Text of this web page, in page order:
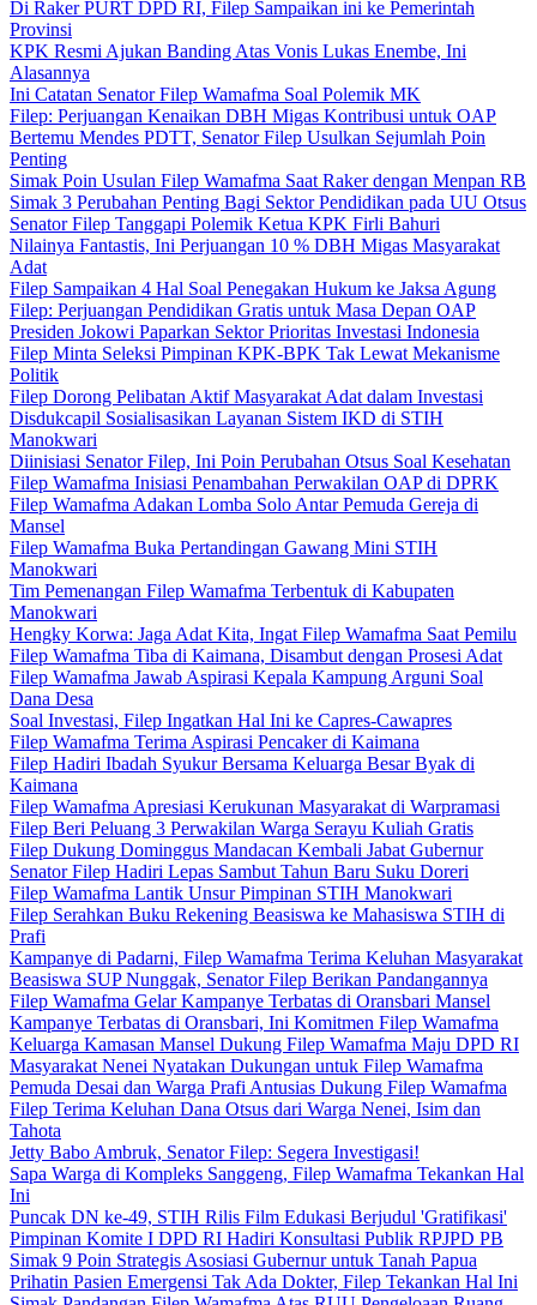
Di Raker PURT DPD RI, Filep Sampaikan ini ke Pemerintah
Provinsi
KPK Resmi Ajukan Banding Atas Vonis Lukas Enembe, Ini
Alasannya
Ini Catatan Senator Filep Wamafma Soal Polemik MK
Filep: Perjuangan Kenaikan DBH Migas Kontribusi untuk OAP
Bertemu Mendes PDTT, Senator Filep Usulkan Sejumlah Poin
Penting
Simak Poin Usulan Filep Wamafma Saat Raker dengan Menpan RB
Simak 3 Perubahan Penting Bagi Sektor Pendidikan pada UU Otsus
Senator Filep Tanggapi Polemik Ketua KPK Firli Bahuri
Nilainya Fantastis, Ini Perjuangan 10 % DBH Migas Masyarakat
Adat
Filep Sampaikan 4 Hal Soal Penegakan Hukum ke Jaksa Agung
Filep: Perjuangan Pendidikan Gratis untuk Masa Depan OAP
Presiden Jokowi Paparkan Sektor Prioritas Investasi Indonesia
Filep Minta Seleksi Pimpinan KPK-BPK Tak Lewat Mekanisme
Politik
Filep Dorong Pelibatan Aktif Masyarakat Adat dalam Investasi
Disdukcapil Sosialisasikan Layanan Sistem IKD di STIH
Manokwari
Diinisiasi Senator Filep, Ini Poin Perubahan Otsus Soal Kesehatan
Filep Wamafma Inisiasi Penambahan Perwakilan OAP di DPRK
Filep Wamafma Adakan Lomba Solo Antar Pemuda Gereja di
Mansel
Filep Wamafma Buka Pertandingan Gawang Mini STIH
Manokwari
Tim Pemenangan Filep Wamafma Terbentuk di Kabupaten
Manokwari
Hengky Korwa: Jaga Adat Kita, Ingat Filep Wamafma Saat Pemilu
Filep Wamafma Tiba di Kaimana, Disambut dengan Prosesi Adat
Filep Wamafma Jawab Aspirasi Kepala Kampung Arguni Soal
Dana Desa
Soal Investasi, Filep Ingatkan Hal Ini ke Capres-Cawapres
Filep Wamafma Terima Aspirasi Pencaker di Kaimana
Filep Hadiri Ibadah Syukur Bersama Keluarga Besar Byak di
Kaimana
Filep Wamafma Apresiasi Kerukunan Masyarakat di Warpramasi
Filep Beri Peluang 3 Perwakilan Warga Serayu Kuliah Gratis
Filep Dukung Dominggus Mandacan Kembali Jabat Gubernur
Senator Filep Hadiri Lepas Sambut Tahun Baru Suku Doreri
Filep Wamafma Lantik Unsur Pimpinan STIH Manokwari
Filep Serahkan Buku Rekening Beasiswa ke Mahasiswa STIH di
Prafi
Kampanye di Padarni, Filep Wamafma Terima Keluhan Masyarakat
Beasiswa SUP Nunggak, Senator Filep Berikan Pandangannya
Filep Wamafma Gelar Kampanye Terbatas di Oransbari Mansel
Kampanye Terbatas di Oransbari, Ini Komitmen Filep Wamafma
Keluarga Kamasan Mansel Dukung Filep Wamafma Maju DPD RI
Masyarakat Nenei Nyatakan Dukungan untuk Filep Wamafma
Pemuda Desai dan Warga Prafi Antusias Dukung Filep Wamafma
Filep Terima Keluhan Dana Otsus dari Warga Nenei, Isim dan
Tahota
Jetty Babo Ambruk, Senator Filep: Segera Investigasi!
Sapa Warga di Kompleks Sanggeng, Filep Wamafma Tekankan Hal
Ini
Puncak DN ke-49, STIH Rilis Film Edukasi Berjudul 'Gratifikasi'
Pimpinan Komite I DPD RI Hadiri Konsultasi Publik RPJPD PB
Simak 9 Poin Strategis Asosiasi Gubernur untuk Tanah Papua
Prihatin Pasien Emergensi Tak Ada Dokter, Filep Tekankan Hal Ini